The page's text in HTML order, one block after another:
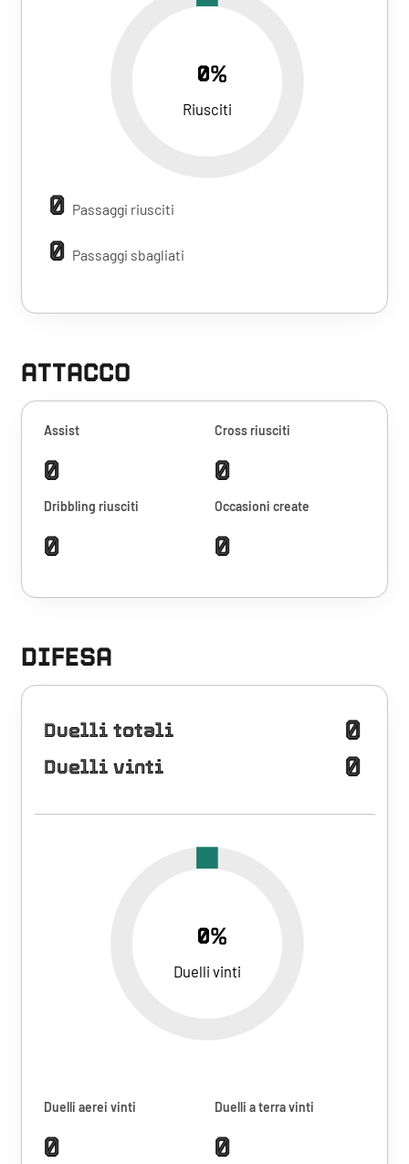
0%
Riusciti
0 Passaggi riusciti
0 Passaggi sbagliati
ATTACCO
Assist
0
Cross riusciti
0
Dribbling riusciti
0
Occasioni create
0
DIFESA
Duelli totali 0
Duelli vinti 0
0%
Duelli vinti
Duelli aerei vinti
0
Duelli a terra vinti
0